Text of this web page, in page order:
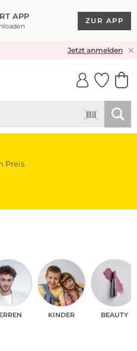
APP
ZUR APP
& RÜCKVERSANDJetzt anmelden
Preis
KINDER BEAUTY